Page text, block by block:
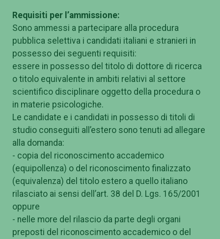
Requisiti per l’ammissione:
Sono ammessi a partecipare alla procedura
pubblica selettiva i candidati italiani e stranieri in
possesso dei seguenti requisiti:
essere in possesso del titolo di dottore di ricerca
o titolo equivalente in ambiti relativi al settore
scientifico disciplinare oggetto della procedura o
in materie psicologiche.
Le candidate e i candidati in possesso di titoli di
studio conseguiti all’estero sono tenuti ad allegare
alla domanda:
- copia del riconoscimento accademico
(equipollenza) o del riconoscimento finalizzato
(equivalenza) del titolo estero a quello italiano
rilasciato ai sensi dell’art. 38 del D. Lgs. 165/2001
oppure
- nelle more del rilascio da parte degli organi
preposti del riconoscimento accademico o del